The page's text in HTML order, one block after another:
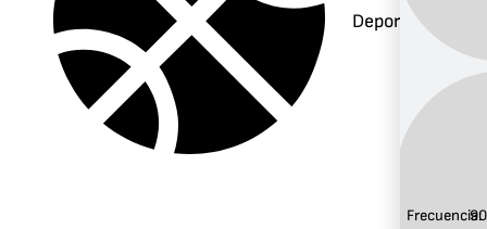
Deportes
Frecuencia: